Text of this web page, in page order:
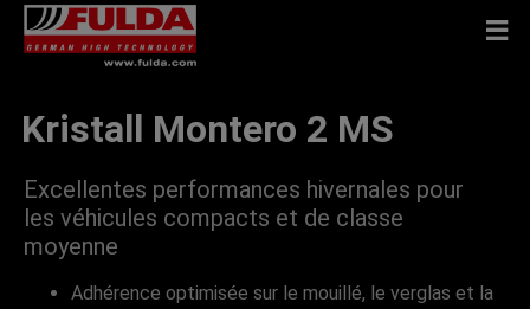
Kristall Montero 2 MS
Excellentes performances hivernales pour
les véhicules compacts et de classe
moyenne
Adhérence optimisée sur le mouillé, le verglas et la